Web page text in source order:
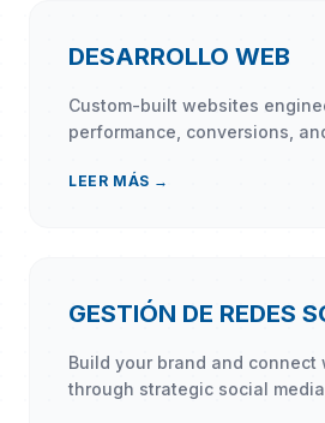
DESARROLLO WEB
Custom-built websites
performance, conversions,
LEER MÁS →
GESTIÓN DE REDES
Build your brand and connect
through strategic social